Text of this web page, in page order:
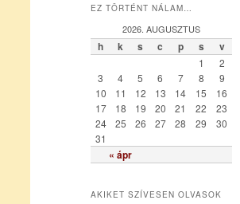
e
r
EZ TÖRTÉNT NÁLAM…
2026. AUGUSZTUS
h k s c p s v
« ápr
1
2
3
4 5 6 7 8
9
10
11 12 13 14 15
16
17
18 19 20 21 22
23
24
25 26 27 28 29
30
31
AKIKET SZÍVESEN OLVASOK